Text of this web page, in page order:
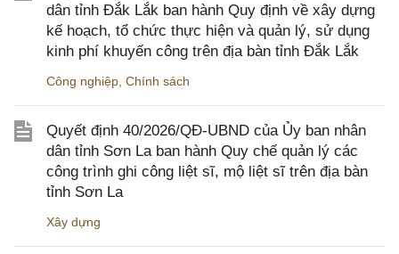
dân tỉnh Đắk Lắk ban hành Quy định về xây dựng
kế hoạch, tổ chức thực hiện và quản lý, sử dụng
kinh phí khuyến công trên địa bàn tỉnh Đắk Lắk
Công nghiệp Chính sách
Quyết định 40/2026/QĐ-UBND của Ủy ban nhân
dân tỉnh Sơn La ban hành Quy chế quản lý các
công trình ghi công liệt sĩ, mộ liệt sĩ trên địa bàn
tỉnh Sơn La
Xây dựng